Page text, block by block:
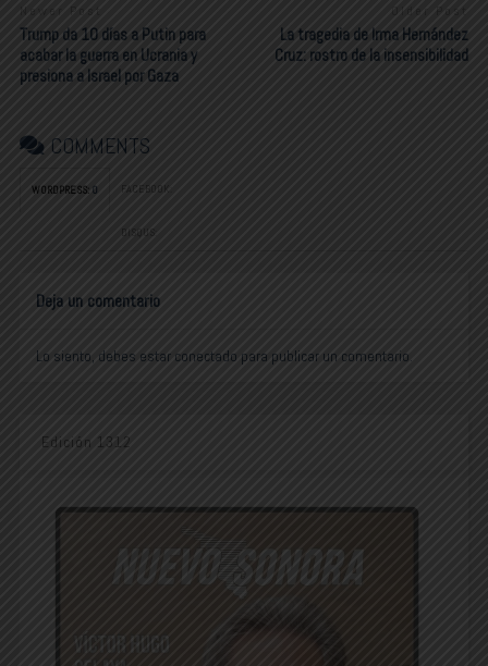
Newer Post
Trump da 10 días a Putin para
acabar la guerra en Ucrania y
presiona a Israel por Gaza
Older Post
La tragedia de Irma Hernández
Cruz: rostro de la insensibilidad
COMMENTS
WORDPRESS: 0 FACEBOOK:
DISQUS:
Deja un comentario
Lo siento, debes estar conectado para publicar un comentario.
Edición 1312